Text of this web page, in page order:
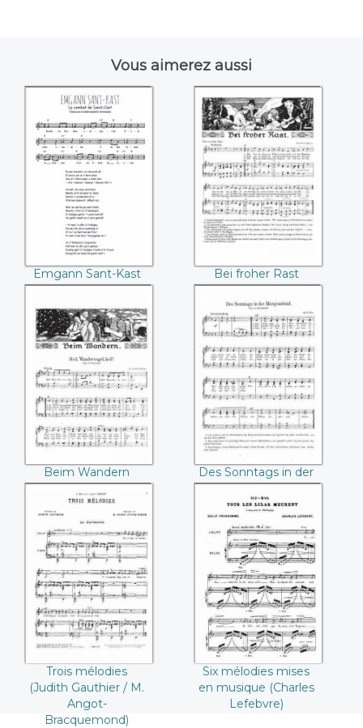
Vous aimerez aussi
Emgann Sant-Kast
Emgann Sant-Kast
Bei froher Rast
(Hermann Krome)
Bei froher Rast
(Hermann Krome)
Beim Wandern
(Hermann Krome)
Beim Wandern
(Hermann Krome)
Des Sonntags in
der Morgenstund
(W.H. Veit)
Des Sonntags in der
Morgenstund (W.H.
Veit)
Trois mélodies
(Judith Gauthier /
M. Angot-
Bracquemond)
Trois mélodies
(Judith Gauthier / M.
Angot-
Bracquemond)
Six mélodies mises
en musique
(Charles Lefebvre)
Six mélodies mises
en musique (Charles
Lefebvre)